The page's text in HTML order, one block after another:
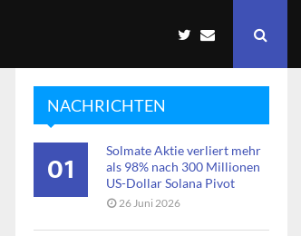
NACHRICHTEN
01
Solmate Aktie verliert mehr
als 98% nach 300 Millionen
US-Dollar Solana Pivot
26 Juni 2026